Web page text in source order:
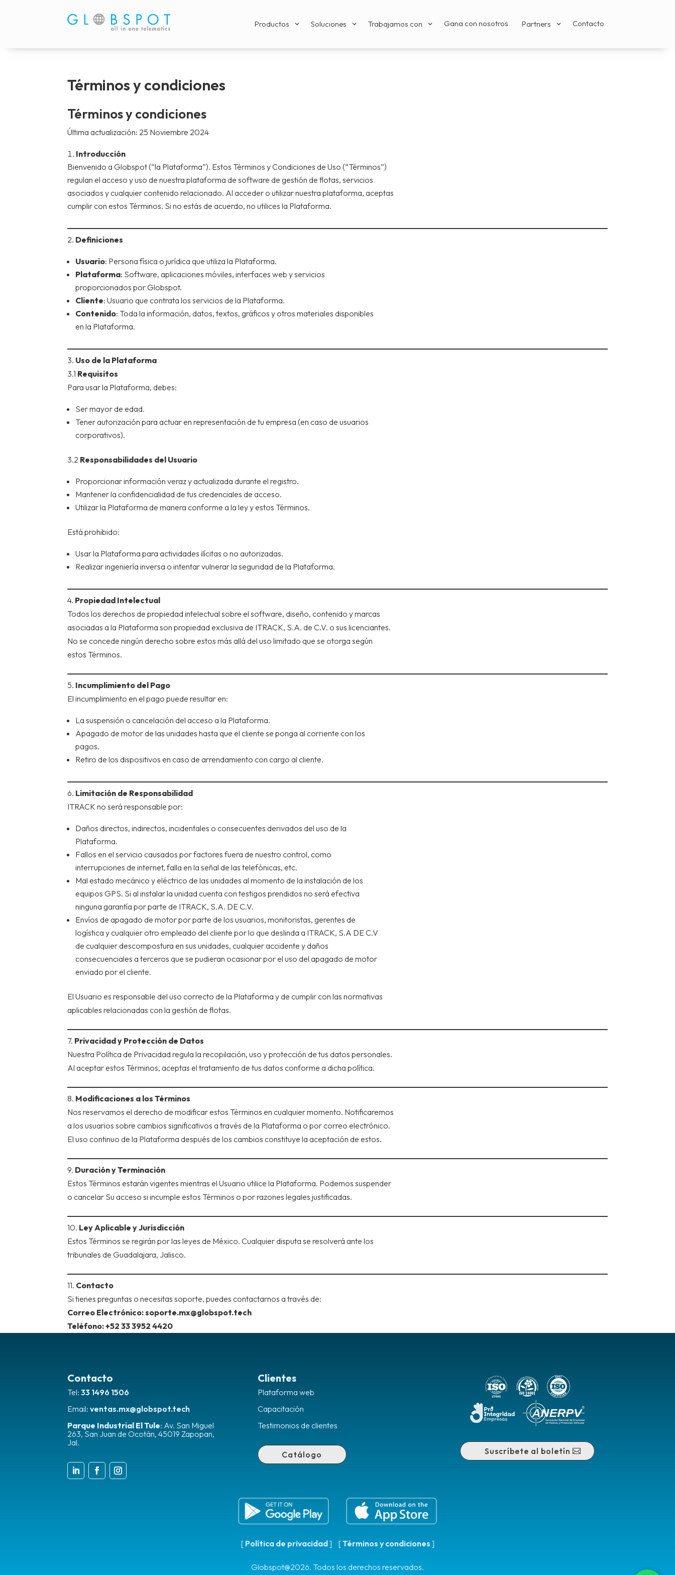
Productos 3 Soluciones 3 Trabajamos con 3 Gana con nosotros Partners 3 Contacto
Términos y condiciones
Términos y condiciones
Última actualización: 25 Noviembre 2024
Introducción
Bienvenido a Globspot (“la Plataforma”). Estos Términos y Condiciones de Uso (“Términos”)
regulan el acceso y uso de nuestra plataforma de software de gestión de flotas, servicios
asociados y cualquier contenido relacionado. Al acceder o utilizar nuestra plataforma, aceptas
cumplir con estos Términos. Si no estás de acuerdo, no utilices la Plataforma.
2. Definiciones
Usuario: Persona física o jurídica que utiliza la Plataforma.
Plataforma: Software, aplicaciones móviles, interfaces web y servicios
proporcionados por Globspot.
Cliente: Usuario que contrata los servicios de la Plataforma.
Contenido: Toda la información, datos, textos, gráficos y otros materiales disponibles
en la Plataforma.
3. Uso de la Plataforma
3.1 Requisitos
Para usar la Plataforma, debes:
Ser mayor de edad.
Tener autorización para actuar en representación de tu empresa (en caso de usuarios
corporativos).
3.2 Responsabilidades del Usuario
Proporcionar información veraz y actualizada durante el registro.
Mantener la confidencialidad de tus credenciales de acceso.
Utilizar la Plataforma de manera conforme a la ley y estos Términos.
Está prohibido:
Usar la Plataforma para actividades ilícitas o no autorizadas.
Realizar ingeniería inversa o intentar vulnerar la seguridad de la Plataforma.
4. Propiedad Intelectual
Todos los derechos de propiedad intelectual sobre el software, diseño, contenido y marcas
asociadas a la Plataforma son propiedad exclusiva de ITRACK, S.A. de C.V. o sus licenciantes.
No se concede ningún derecho sobre estos más allá del uso limitado que se otorga según
estos Términos.
5. Incumplimiento del Pago
El incumplimiento en el pago puede resultar en:
La suspensión o cancelación del acceso a la Plataforma.
Apagado de motor de las unidades hasta que el cliente se ponga al corriente con los
pagos.
Retiro de los dispositivos en caso de arrendamiento con cargo al cliente.
6. Limitación de Responsabilidad
ITRACK no será responsable por:
Daños directos, indirectos, incidentales o consecuentes derivados del uso de la
Plataforma.
Fallos en el servicio causados por factores fuera de nuestro control, como
interrupciones de internet, falla en la señal de las telefónicas, etc.
Mal estado mecánico y eléctrico de las unidades al momento de la instalación de los
equipos GPS. Si al instalar la unidad cuenta con testigos prendidos no será efectiva
ninguna garantía por parte de ITRACK, S.A. DE C.V.
Envíos de apagado de motor por parte de los usuarios, monitoristas, gerentes de
logística y cualquier otro empleado del cliente por lo que deslinda a ITRACK, S.A DE C.V
de cualquier descompostura en sus unidades, cualquier accidente y daños
consecuenciales a terceros que se pudieran ocasionar por el uso del apagado de motor
enviado por el cliente.
El Usuario es responsable del uso correcto de la Plataforma y de cumplir con las normativas
aplicables relacionadas con la gestión de flotas.
7. Privacidad y Protección de Datos
Nuestra Política de Privacidad regula la recopilación, uso y protección de tus datos personales.
Al aceptar estos Términos, aceptas el tratamiento de tus datos conforme a dicha política.
8. Modificaciones a los Términos
Nos reservamos el derecho de modificar estos Términos en cualquier momento. Notificaremos
a los usuarios sobre cambios significativos a través de la Plataforma o por correo electrónico.
El uso continuo de la Plataforma después de los cambios constituye la aceptación de estos.
9. Duración y Terminación
Estos Términos estarán vigentes mientras el Usuario utilice la Plataforma. Podemos suspender
o cancelar Su acceso si incumple estos Términos o por razones legales justificadas.
10. Ley Aplicable y Jurisdicción
Estos Términos se regirán por las leyes de México. Cualquier disputa se resolverá ante los
tribunales de Guadalajara, Jalisco.
11. Contacto
Si tienes preguntas o necesitas soporte, puedes contactarnos a través de:
Correo Electrónico: soporte.mx@globspot.tech
Teléfono: +52 33 3952 4420
Contacto
Tel:33 1496 1506
Email:ventas.mx@globspot.tech
Parque Industrial El Tule: Av. San Miguel
263, San Juan de Ocotán, 45019 Zapopan,
Jal.
Clientes
Plataforma web
Capacitación
Testimonios de clientes
Catálogo Suscríbete al boletín
[ Política de privacidad] [Términos y condiciones ]
Globspot@2026. Todos los derechos reservados.